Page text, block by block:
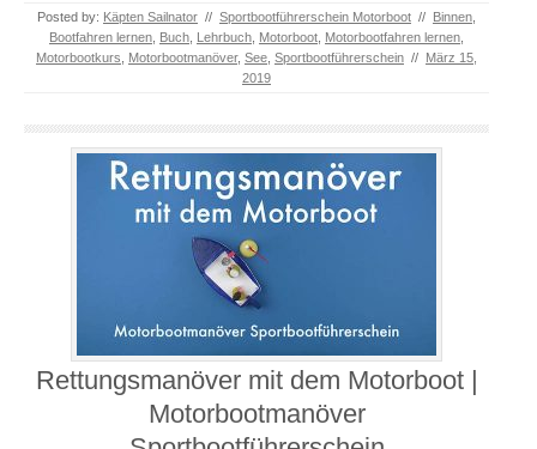
Posted by: Käpten Sailnator // Sportbootführerschein Motorboot // Binnen
Bootfahren lernen Buch Lehrbuch Motorboot Motorbootfahren lernen
Motorbootkurs
Motorbootmanöver, See Sportbootführerschein // März 15,
2019
Rettungsmanöver mit dem Motorboot |
Motorbootmanöver